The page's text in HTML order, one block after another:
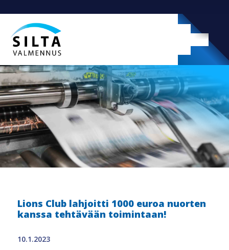
Lions Club lahjoitti 1000 euroa nuorten
kanssa tehtävään toimintaan!
10.1.2023